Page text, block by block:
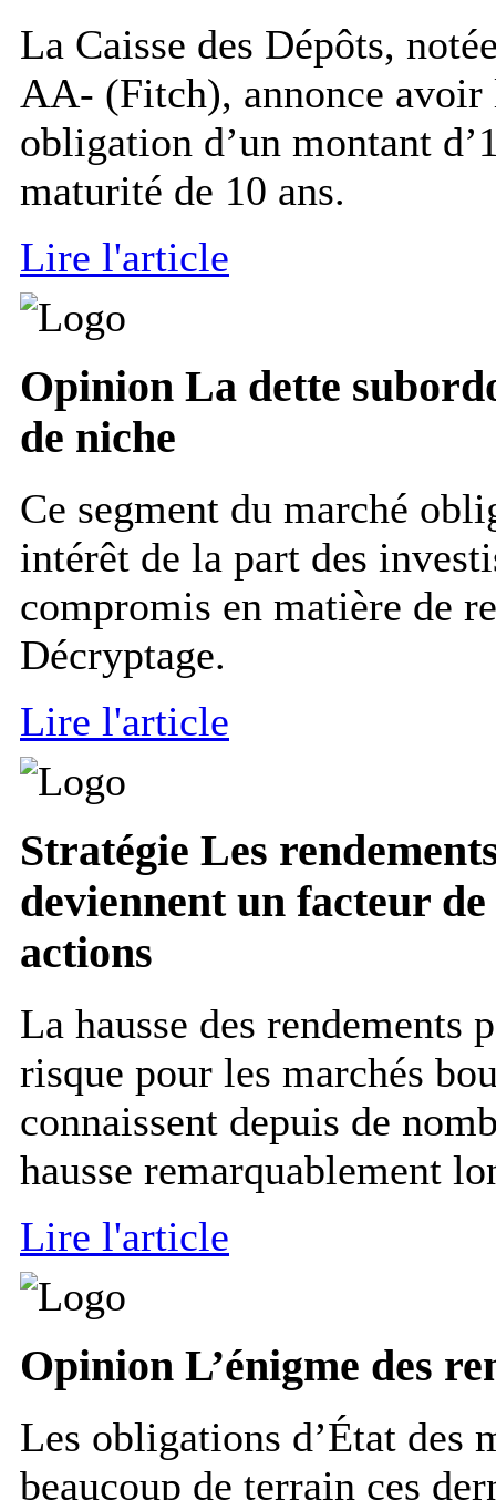
La Caisse des Dépôts,
AA- (Fitch), annonce avoir
obligation d’un montant
maturité de 10 ans.
Lire l'article
Opinion La dette
de niche
Ce segment du marché
intérêt de la part des
compromis en matière de
Décryptage.
Lire l'article
Stratégie Les
deviennent un facteur
actions
La hausse des
risque pour les marchés
connaissent depuis de
hausse remarquablement
Lire l'article
Opinion L’énigme des
Les obligations d’État des
beaucoup de terrain ces